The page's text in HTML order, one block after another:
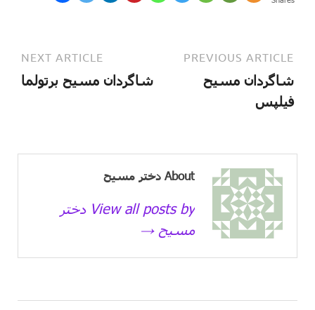
PREVIOUS ARTICLE
شاگردان مسیح
فیلپس
NEXT ARTICLE
شاگردان مسیح برتولما
About دختر مسیح
View all posts by دختر
مسیح →